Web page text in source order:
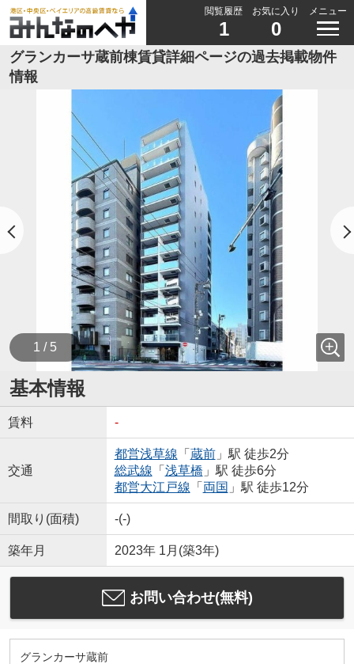
閲覧履歴
1
お気に入り
0
メニュー
グランカーサ蔵前棟賃貸詳細ページの過去掲載物件
情報
1 / 5
基本情報
賃料 -
交通
都営浅草線 「 蔵前」駅 徒歩2分
総武線 「 浅草橋 」駅 徒歩6分
都営大江戸線 「 両国 」駅 徒歩12分
間取り(面積) -(-)
築年月 2023年 1月(築3年)
お問い合わせ(無料)
グランカーサ蔵前